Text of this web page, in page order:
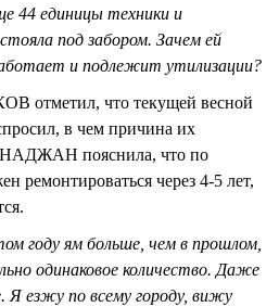
44 единицы техники и
под забором. Зачем ей
и подлежит утилизации?
отметил, что текущей весной
в чем причина их
пояснила, что по
ремонтироваться через 4-5 лет,
году ям больше, чем в прошлом,
одинаковое количество. Даже
Я езжу по всему городу, вижу